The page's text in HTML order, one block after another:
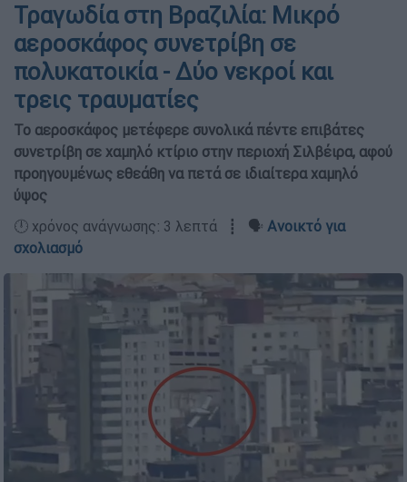
Τραγωδία στη Βραζιλία: Μικρό
αεροσκάφος συνετρίβη σε
πολυκατοικία - Δύο νεκροί και
τρεις τραυματίες
Το αεροσκάφος μετέφερε συνολικά πέντε επιβάτες
συνετρίβη σε χαμηλό κτίριο στην περιοχή Σιλβέιρα, αφού
προηγουμένως εθεάθη να πετά σε ιδιαίτερα χαμηλό
ύψος
🕛 χρόνος ανάγνωσης: 3 λεπτά ┋ 🗣️ Ανοικτό για
σχολιασμό